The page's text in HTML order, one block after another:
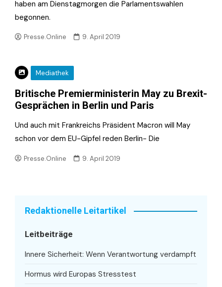
haben am Dienstagmorgen die Parlamentswahlen
begonnen.
Presse.Online 9. April 2019
Mediathek
Britische Premierministerin May zu Brexit-
Gesprächen in Berlin und Paris
Und auch mit Frankreichs Präsident Macron will May
schon vor dem EU-Gipfel reden Berlin- Die
Presse.Online 9. April 2019
Redaktionelle Leitartikel
Leitbeiträge
Innere Sicherheit: Wenn Verantwortung verdampft
Hormus wird Europas Stresstest